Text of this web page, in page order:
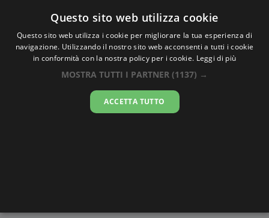
Oraesatta.co
Ora EsattaJamaame
22:33:54
Questo sito web utilizza cookie
Questo sito web utilizza i cookie per migliorare la tua esperienza di
navigazione. Utilizzando il nostro sito web acconsenti a tutti i cookie
in conformità con la nostra policy per i cookie. Leggi di più
MOSTRA TUTTI I PARTNER (1137) →
ACCETTA TUTTO